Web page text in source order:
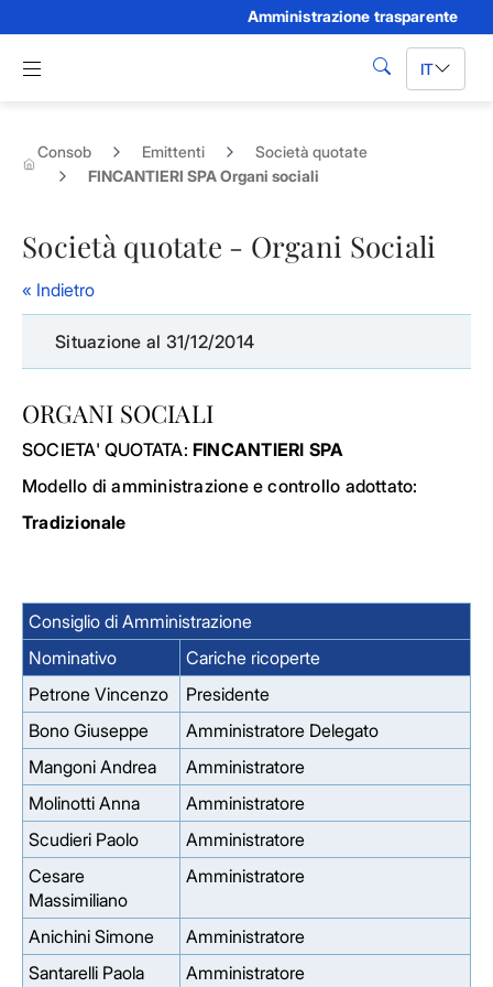
Amministrazione trasparente
Apri menu di navigazione
cerca IT
Consob Emittenti
Società quotate
FINCANTIERI SPA Organi sociali
Società quotate - Organi Sociali
« Indietro
Situazione al 31/12/2014
ORGANI SOCIALI
SOCIETA' QUOTATA: FINCANTIERI SPA
Modello di amministrazione e controllo adottato:
Tradizionale
Consiglio di Amministrazione
Nominativo
Cariche ricoperte
Petrone Vincenzo
Presidente
Bono Giuseppe
Amministratore Delegato
Mangoni Andrea
Amministratore
Molinotti Anna
Amministratore
Scudieri Paolo
Amministratore
Cesare
Massimiliano
Amministratore
Anichini Simone
Amministratore
Santarelli Paola
Amministratore